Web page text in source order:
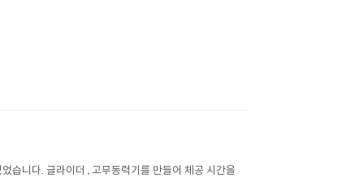
습니다. 글라이더 , 고무동력기를 만들어 체공 시간을